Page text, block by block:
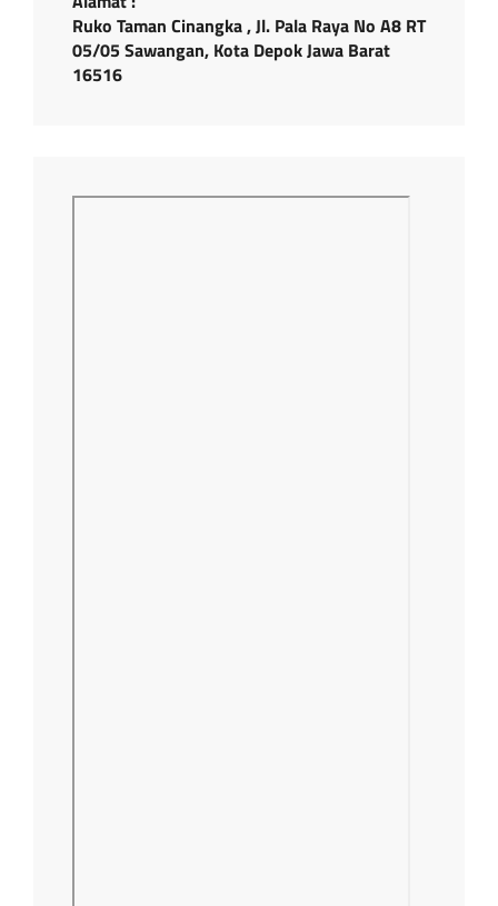
Ruko Taman Cinangka , Jl. Pala Raya No A8 RT
05/05 Sawangan, Kota Depok Jawa Barat
16516